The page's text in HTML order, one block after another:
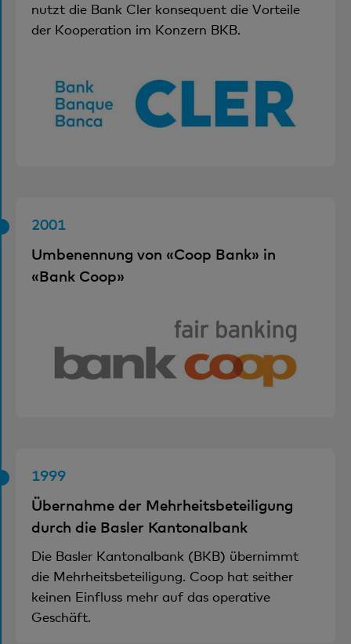
nutzt die Bank Cler konsequent die Vorteile
der Kooperation im Konzern BKB.
2001
Umbenennung von «Coop Bank» in
«Bank Coop»
1999
Übernahme der Mehrheitsbeteiligung
durch die Basler Kantonalbank
Die Basler Kantonalbank (BKB) übernimmt
die Mehrheitsbeteiligung. Coop hat seither
keinen Einfluss mehr auf das operative
Geschäft.